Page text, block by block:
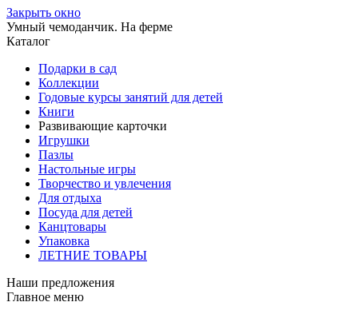
Закрыть окно
Умный чемоданчик. На ферме
Каталог
Подарки в сад
Коллекции
Годовые курсы занятий для детей
Книги
Развивающие карточки
Игрушки
Пазлы
Настольные игры
Творчество и увлечения
Для отдыха
Посуда для детей
Канцтовары
Упаковка
ЛЕТНИЕ ТОВАРЫ
Наши предложения
Главное меню